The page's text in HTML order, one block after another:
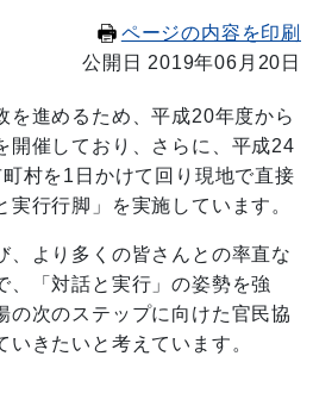
ページの内容を印刷
公開日 2019年06月20日
進めるため、平成20年度から
開催しており、さらに、平成24
村を1日かけて回り現地で直接
行行脚」を実施しています。
より多くの皆さんとの率直な
、「対話と実行」の姿勢を強
の次のステップに向けた官民協
きたいと考えています。